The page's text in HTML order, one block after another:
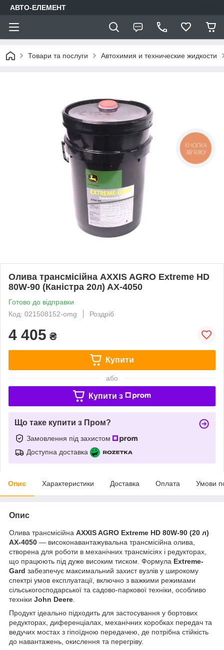
АВТО-ЕЛЕМЕНТ
Товари та послуги Автохимия и технические жидкости
Олива трансмісійна AXXIS AGRO Extreme HD
80W-90 (Каністра 20л) AX-4050
Готово до відправки
Код: 021508152-omg
Роздріб
4 405 ₴
Купити
або
Купити з
Що таке купити з Пром?
Замовлення під захистом
Доступна доставка
Опис Характеристики Доставка Оплата Умови
Опис
Олива трансмісійна AXXIS AGRO Extreme HD 80W-90 (20 л)
AX-4050 — високонавантажувальна трансмісійна олива,
створена для роботи в механічних трансмісіях і редукторах,
що працюють під дуже високим тиском. Формула Extreme-
Gard забезпечує максимальний захист вузлів у широкому
спектрі умов експлуатації, включно з важкими режимами
сільськогосподарської та садово-паркової техніки, особливо
техніки John Deere
Продукт ідеально підходить для застосування у бортових
редукторах, диференціалах, механічних коробках передач та
ведучих мостах з гіпоїдною передачею, де потрібна стійкість
до навантажень, окислення та перегріву.
КНОПКА
ЗВ'ЯЗКУ